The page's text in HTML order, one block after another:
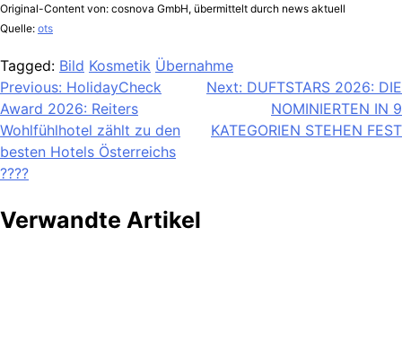
Original-Content von: cosnova GmbH, übermittelt durch news aktuell
Quelle: ots
Tagged: Bild Kosmetik Übernahme
Beitragsnavigation
Previous: HolidayCheck
Award 2026: Reiters
Wohlfühlhotel zählt zu den
besten Hotels Österreichs
????
Next: DUFTSTARS 2026: DIE
NOMINIERTEN IN 9
KATEGORIEN STEHEN FEST
Verwandte Artikel